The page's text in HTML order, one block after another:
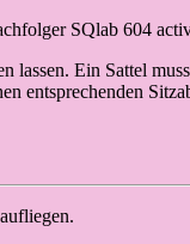
SQlab 604
lassen. Ein Sattel
entsprechenden